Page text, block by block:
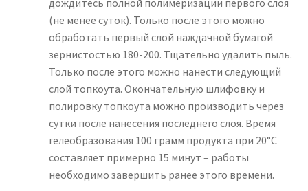
дождитесь полной полимеризации первого слоя
(не менее суток). Только после этого можно
обработать первый слой наждачной бумагой
зернистостью 180-200. Тщательно удалить пыль.
Только после этого можно нанести следующий
слой топкоута. Окончательную шлифовку и
полировку топкоута можно производить через
сутки после нанесения последнего слоя. Время
гелеобразования 100 грамм продукта при 20°С
составляет примерно 15 минут – работы
необходимо завершить ранее этого времени.